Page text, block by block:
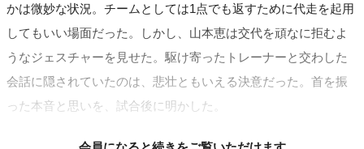
かは微妙な状況。チームとしては1点でも返すために代走を起用
してもいい場面だった。しかし、山本恵は交代を頑なに拒むよ
うなジェスチャーを見せた。駆け寄ったトレーナーと交わした
会話に隠されていたのは、悲壮ともいえる決意だった。首を振
った本音と思いを、試合後に明かした。